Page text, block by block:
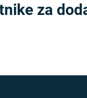
za